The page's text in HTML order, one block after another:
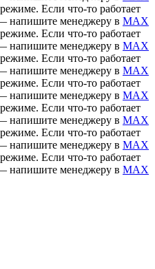
Если что-то работает
напишите менеджеру в MAX
Если что-то работает
напишите менеджеру в MAX
Если что-то работает
напишите менеджеру в MAX
Если что-то работает
напишите менеджеру в MAX
Если что-то работает
напишите менеджеру в MAX
Если что-то работает
напишите менеджеру в MAX
Если что-то работает
напишите менеджеру в MAX